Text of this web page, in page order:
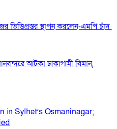
ভিত্তিপ্রস্তর স্থাপন করলেন-এমপি চাঁদ
আটকা ঢাকাগামী বিমান,
in Sylhet’s Osmaninagar;